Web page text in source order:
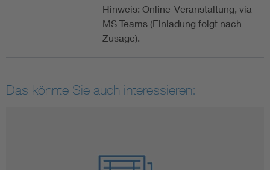
Hinweis: Online-Veranstaltung, via
MS Teams (Einladung folgt nach
Zusage).
Das könnte Sie auch interessieren: